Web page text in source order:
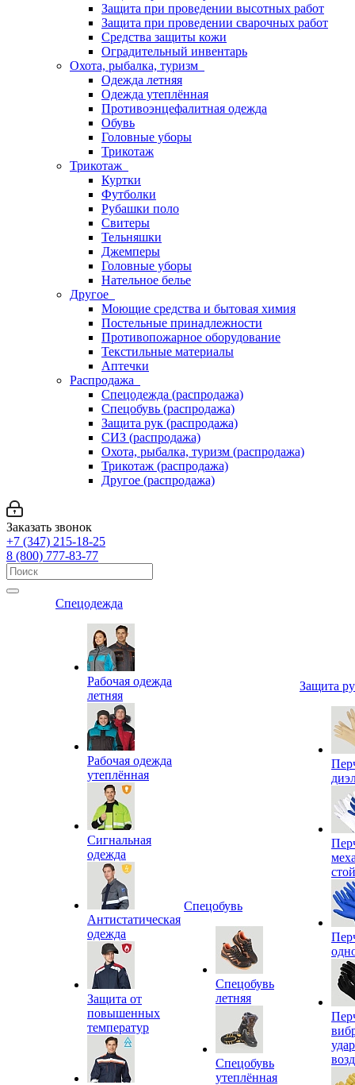
Защита при проведении высотных работ
Защита при проведении сварочных работ
Средства защиты кожи
Оградительный инвентарь
Охота, рыбалка, туризм
Одежда летняя
Одежда утеплённая
Противоэнцефалитная одежда
Обувь
Головные уборы
Трикотаж
Трикотаж
Куртки
Футболки
Рубашки поло
Свитеры
Тельняшки
Джемперы
Головные уборы
Нательное белье
Другое
Моющие средства и бытовая химия
Постельные принадлежности
Противопожарное оборудование
Текстильные материалы
Аптечки
Распродажа
Спецодежда (распродажа)
Спецобувь (распродажа)
Защита рук (распродажа)
СИЗ (распродажа)
Охота, рыбалка, туризм (распродажа)
Трикотаж (распродажа)
Другое (распродажа)
Заказать звонок
+7 (347) 215-18-25
8 (800) 777-83-77
Спецодежда
Рабочая одежда
летняя
Рабочая одежда
утеплённая
Сигнальная
одежда
Антистатическая
одежда
Защита от
повышенных
температур
Спецобувь
Спецобувь
летняя
Спецобувь
утеплённая
Защита